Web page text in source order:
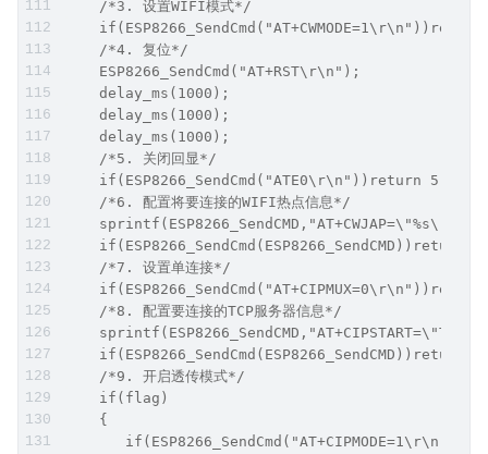
    /*3. 设置WIFI模式*/
if(ESP8266_SendCmd("AT+CWMODE=1\r\n"))return
    /*4. 复位*/
    ESP8266_SendCmd("AT+RST\r\n");
    delay_ms(1000);
    delay_ms(1000);
    delay_ms(1000);
    /*5. 关闭回显*/
    if(ESP8266_SendCmd("ATE0\r\n"))return 5;
    /*6. 配置将要连接的WIFI热点信息*/
if(ESP8266_SendCmd(ESP8266_SendCMD))return
    /*7. 设置单连接*/
if(ESP8266_SendCmd("AT+CIPMUX=0\r\n"))return
    /*8. 配置要连接的TCP服务器信息*/
if(ESP8266_SendCmd(ESP8266_SendCMD))return
    /*9. 开启透传模式*/
    if(flag)
    {